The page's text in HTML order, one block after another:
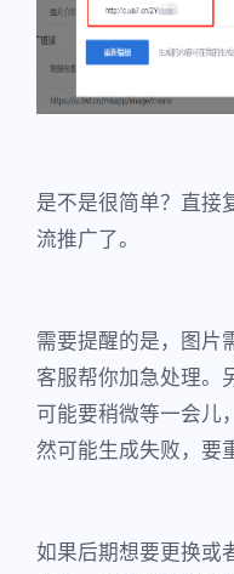
是不是很简单？直接
流推广了。
需要提醒的是，图片
客服帮你加急处理。
可能要稍微等一会儿
然可能生成失败，要
如果后期想要更换或